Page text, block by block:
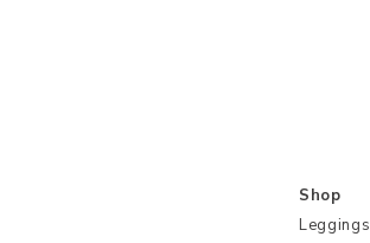
Shop
Leggings